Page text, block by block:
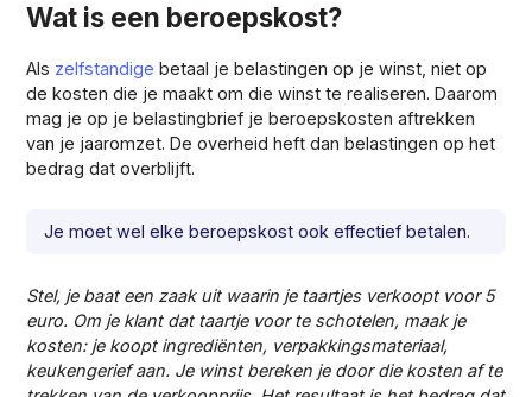
Wat is een beroepskost?
Als zelfstandige betaal je belastingen op je winst, niet op
de kosten die je maakt om die winst te realiseren. Daarom
mag je op je belastingbrief je beroepskosten aftrekken
van je jaaromzet. De overheid heft dan belastingen op het
bedrag dat overblijft.
Je moet wel elke beroepskost ook effectief betalen.
Stel, je baat een zaak uit waarin je taartjes verkoopt voor 5
euro. Om je klant dat taartje voor te schotelen, maak je
kosten: je koopt ingrediënten, verpakkingsmateriaal,
keukengerief aan. Je winst bereken je door die kosten af te